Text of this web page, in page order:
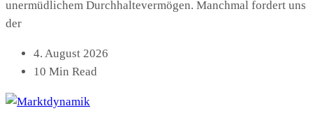
unermüdlichem Durchhaltevermögen. Manchmal fordert uns
der
4. August 2026
10 Min Read